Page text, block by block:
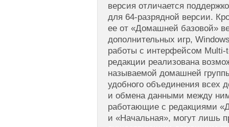
версия отличается
для 64-разрядной версии.
ее от «Домашней базовой»
дополнительных игр,
работы с интерфейсом Multi-
редакции реализована
называемой домашней
удобного объединения всех
и обмена данными между
работающие с редакциями
и «Начальная», могут лишь